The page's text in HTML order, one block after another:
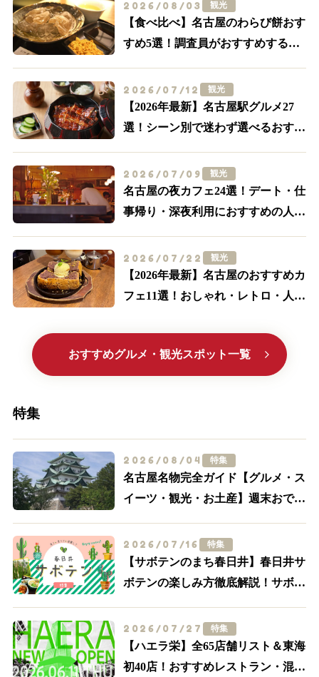
2026/08/03 観光
【食べ比べ】名古屋のわらび餅おす
すめ5選！調査員がおすすめする外
2026/07/12 観光
【2026年最新】名古屋駅グルメ27
選！シーン別で迷わず選べるおすす
2026/07/09 観光
名古屋の夜カフェ24選！デート・仕
事帰り・深夜利用におすすめの人気
2026/07/22 観光
【2026年最新】名古屋のおすすめカ
フェ11選！おしゃれ・レトロ・人気
おすすめグルメ・観光スポット一覧
特集
2026/08/04 特集
名古屋名物完全ガイド【グルメ・ス
イーツ・観光・お土産】週末おでか
2026/07/16 特集
【サボテンのまち春日井】春日井サ
ボテンの楽しみ方徹底解説！サボテ
買う・体験する】
2026/07/27 特集
【ハエラ栄】全65店舗リスト＆東海
初40店！おすすめレストラン・混